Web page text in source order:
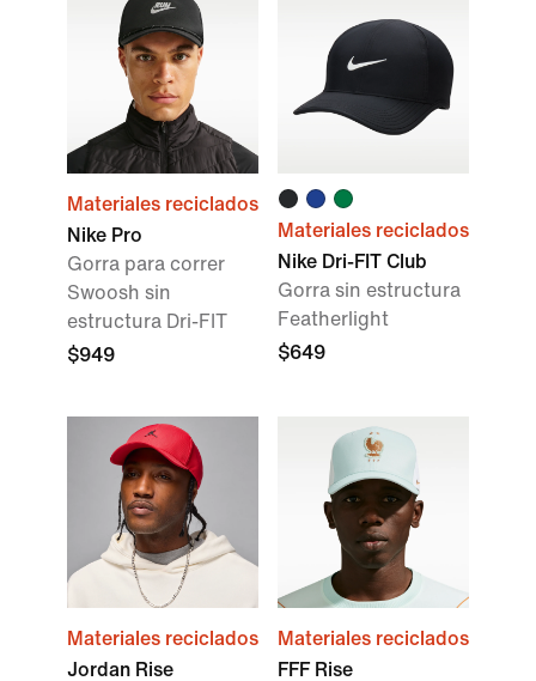
Materiales reciclados
Nike Pro
Gorra para correr
Swoosh sin
estructura Dri-FIT
$949
Materiales reciclados
Nike Dri-FIT Club
Gorra sin estructura
Featherlight
$649
Materiales reciclados
Jordan Rise
Materiales reciclados
FFF Rise